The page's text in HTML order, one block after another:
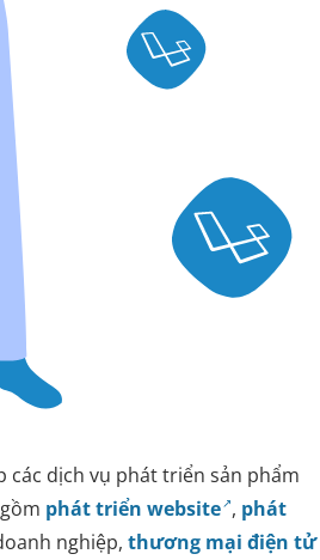
các dịch vụ phát triển sản phẩm
phát triển website , phát
nghiệp,thương mại điện tử